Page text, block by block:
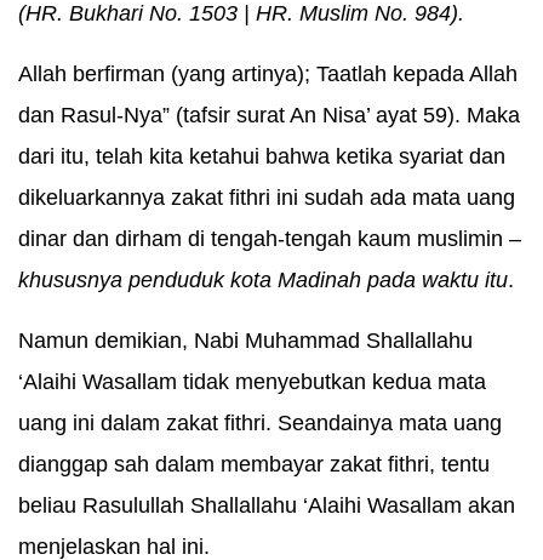
(HR. Bukhari No. 1503 | HR. Muslim No. 984).
Allah berfirman (yang artinya); Taatlah kepada Allah
dan Rasul-Nya” (tafsir surat An Nisa’ ayat 59). Maka
dari itu, telah kita ketahui bahwa ketika syariat dan
dikeluarkannya zakat fithri ini sudah ada mata uang
dinar dan dirham di tengah-tengah kaum muslimin –
khususnya penduduk kota Madinah pada waktu itu.
Namun demikian, Nabi Muhammad Shallallahu
‘Alaihi Wasallam tidak menyebutkan kedua mata
uang ini dalam zakat fithri. Seandainya mata uang
dianggap sah dalam membayar zakat fithri, tentu
beliau Rasulullah Shallallahu ‘Alaihi Wasallam akan
menjelaskan hal ini.